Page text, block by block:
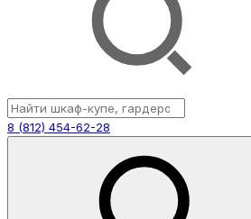
8 (812) 454-62-28